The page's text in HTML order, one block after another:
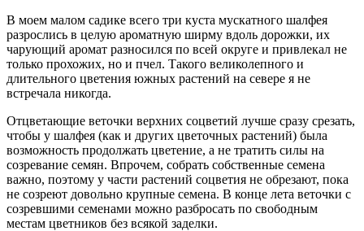
В моем малом садике всего три куста мускатного шалфея
разрослись в целую ароматную ширму вдоль дорожки, их
чарующий аромат разносился по всей округе и привлекал не
только прохожих, но и пчел. Такого великолепного и
длительного цветения южных растений на севере я не
встречала никогда.
Отцветающие веточки верхних соцветий лучше сразу срезать,
чтобы у шалфея (как и других цветочных растений) была
возможность продолжать цветение, а не тратить силы на
созревание семян. Впрочем, собрать собственные семена
важно, поэтому у части растений соцветия не обрезают, пока
не созреют довольно крупные семена. В конце лета веточки с
созревшими семенами можно разбросать по свободным
местам цветников без всякой заделки.